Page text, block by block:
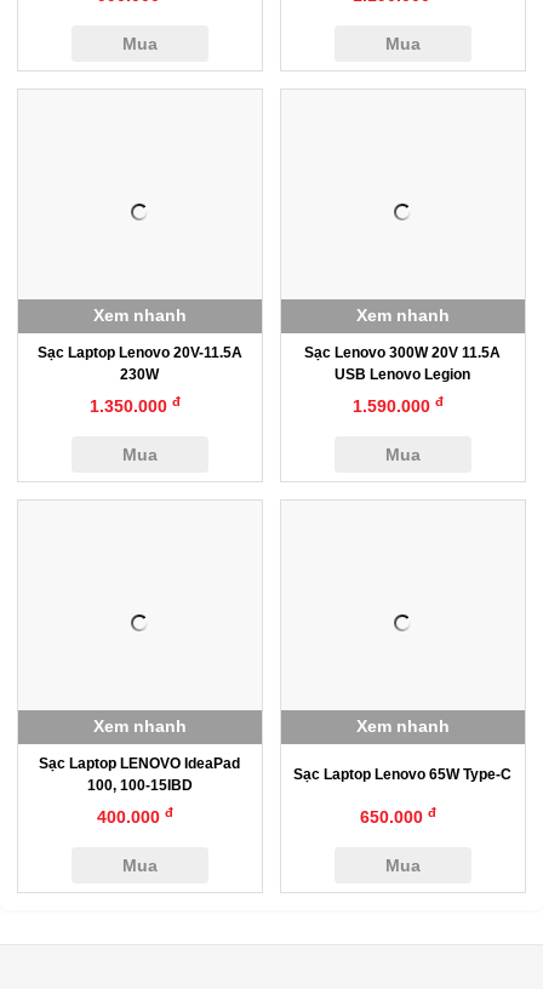
Mua Mua
Sạc Laptop Lenovo 20V-11.5A
230W
1.350.000đ
Mua
Xem nhanh
Sạc Lenovo 300W 20V 11.5A
USB Lenovo Legion
1.590.000đ
Mua
Xem nhanh
Sạc Laptop LENOVO IdeaPad
100, 100-15IBD
400.000đ
Mua
Xem nhanh
Sạc Laptop Lenovo 65W Type-C
650.000đ
Mua
Xem nhanh